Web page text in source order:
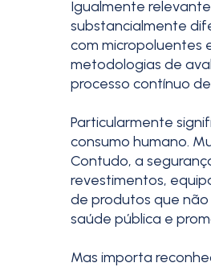
Igualmente
substancialmente
com micropoluentes
metodologias de
processo contínuo
Particularmente
consumo humano.
Contudo, a
revestimentos,
de produtos que
saúde pública e
Mas importa